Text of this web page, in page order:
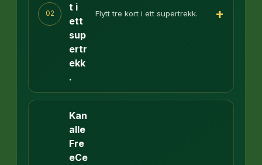
02
t i
ett
sup
ertr
ekk
.
Flytt tre kort i ett supertrekk. +
Kan
alle
Fre
eCe